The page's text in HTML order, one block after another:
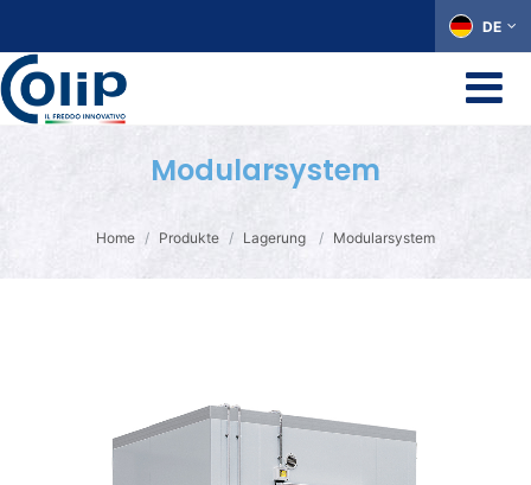
DE
Modularsystem
Home Produkte Lagerung Modularsystem